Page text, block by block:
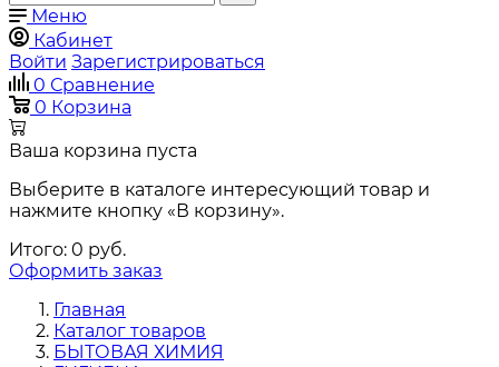
Меню
Кабинет
Войти Зарегистрироваться
0 Сравнение
0 Корзина
Ваша корзина пуста
Выберите в каталоге интересующий товар и
нажмите кнопку «В корзину».
Итого: 0 руб.
Оформить заказ
Главная
Каталог товаров
БЫТОВАЯ ХИМИЯ